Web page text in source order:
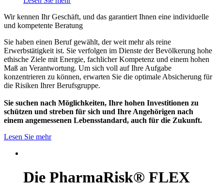
Wir kennen Ihr Geschäft, und das garantiert Ihnen eine individuelle
und kompetente Beratung
Sie haben einen Beruf gewählt, der weit mehr als reine
Erwerbstätigkeit ist. Sie verfolgen im Dienste der Bevölkerung hohe
ethische Ziele mit Energie, fachlicher Kompetenz und einem hohen
Maß an Verantwortung. Um sich voll auf Ihre Aufgabe
konzentrieren zu können, erwarten Sie die optimale Absicherung für
die Risiken Ihrer Berufsgruppe.
Sie suchen nach Möglichkeiten, Ihre hohen Investitionen zu
schützen und streben für sich und Ihre Angehörigen nach
einem angemessenen Lebensstandard, auch für die Zukunft.
Lesen Sie mehr
Die PharmaRisk® FLEX